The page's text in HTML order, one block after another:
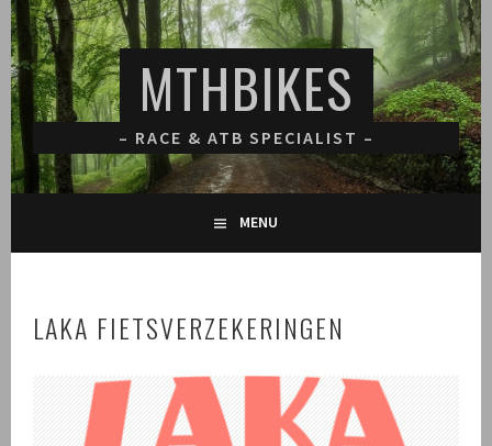
Spring
naar
inhoud
MTHBIKES
– RACE & ATB SPECIALIST –
MENU
LAKA FIETSVERZEKERINGEN